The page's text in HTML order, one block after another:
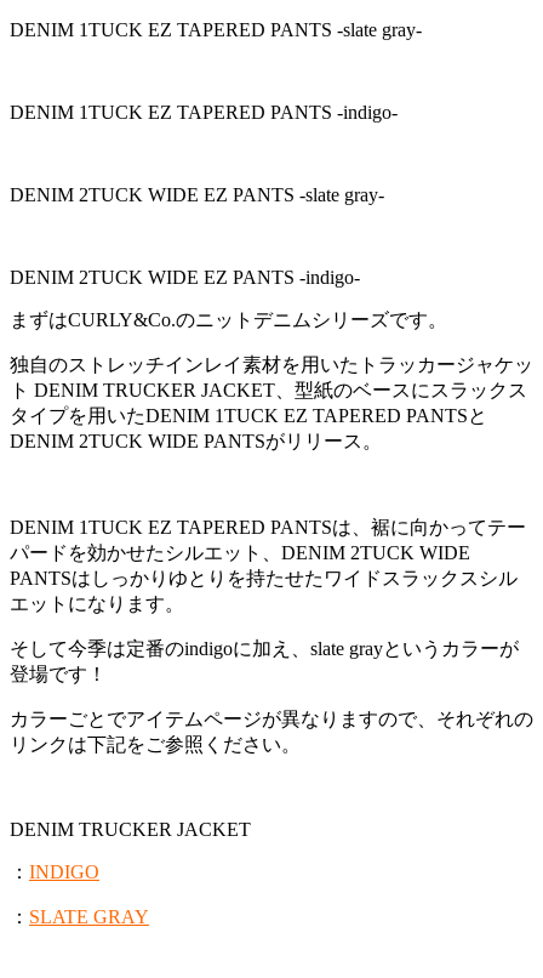
DENIM 1TUCK EZ TAPERED PANTS -slate gray-
DENIM 1TUCK EZ TAPERED PANTS -indigo-
DENIM 2TUCK WIDE EZ PANTS -slate gray-
DENIM 2TUCK WIDE EZ PANTS -indigo-
まずはCURLY&Co.のニットデニムシリーズです。
独自のストレッチインレイ素材を用いたトラッカージャケッ
ト DENIM TRUCKER JACKET、型紙のベースにスラックス
タイプを用いたDENIM 1TUCK EZ TAPERED PANTSと
DENIM 2TUCK WIDE PANTSがリリース。
DENIM 1TUCK EZ TAPERED PANTSは、裾に向かってテー
パードを効かせたシルエット、DENIM 2TUCK WIDE
PANTSはしっかりゆとりを持たせたワイドスラックスシル
エットになります。
そして今季は定番のindigoに加え、slate grayというカラーが
登場です！
カラーごとでアイテムページが異なりますので、それぞれの
リンクは下記をご参照ください。
DENIM TRUCKER JACKET
： INDIGO
： SLATE GRAY